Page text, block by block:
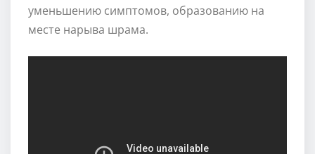
уменьшению симптомов, образованию на
месте нарыва шрама.